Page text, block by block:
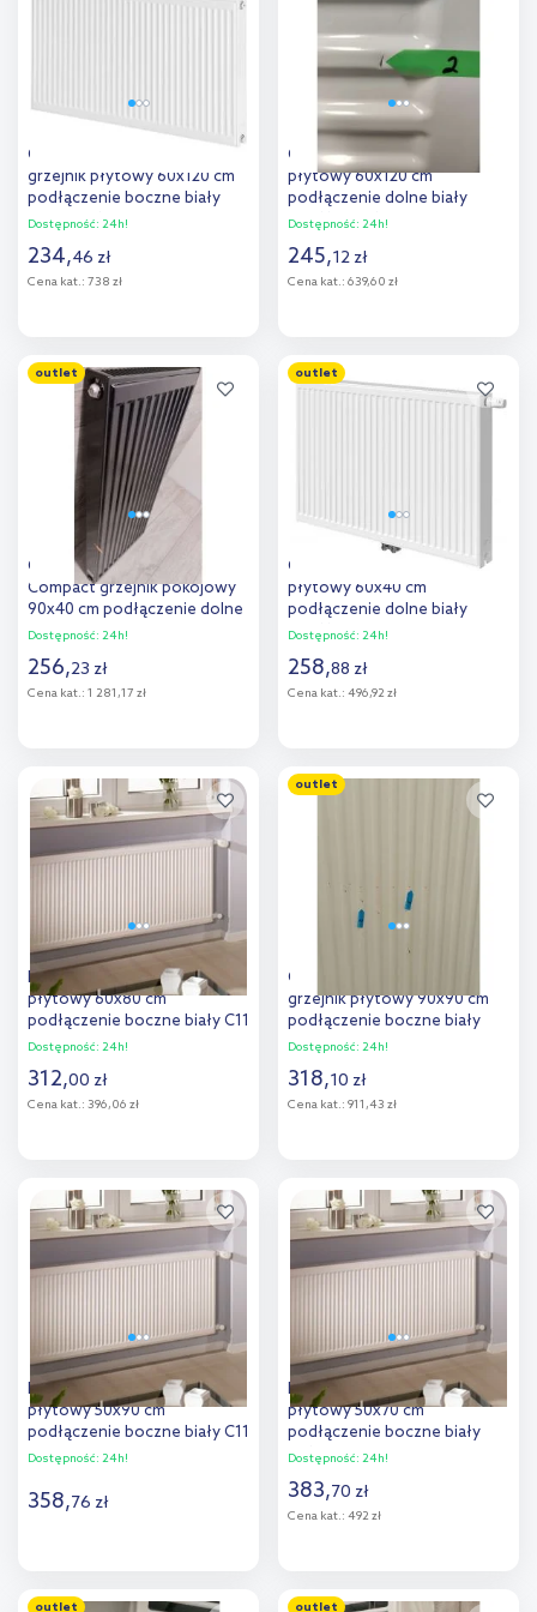
Outlet - Purmo Compact
grzejnik płytowy 60x120 cm
podłączenie boczne biały
C22 600x1200
Dostępność: 24h!
234,46 zł
Cena kat.: 738 zł
Dodaj do
porównania
Outlet - Purmo Flex grzejnik
płytowy 60x120 cm
podłączenie dolne biały
CVF11 600x1200
Dostępność: 24h!
245,12 zł
Cena kat.: 639,60 zł
Dodaj do
outlet
Outlet - Purmo Ventil
Compact grzejnik pokojowy
90x40 cm podłączenie dolne
czarny
Dostępność: 24h!
256,23 zł
Cena kat.: 1 281,17 zł
Dodaj do
porównania
outlet
Outlet - Purmo Flex grzejnik
płytowy 60x40 cm
podłączenie dolne biały
CVF11 600x400
Dostępność: 24h!
258,88 zł
Cena kat.: 496,92 zł
Dodaj do
Purmo Compact grzejnik
płytowy 60x80 cm
podłączenie boczne biały C11
600x800
Dostępność: 24h!
312,00 zł
Cena kat.: 396,06 zł
Dodaj do
porównania
outlet
Outlet - Purmo Compact
grzejnik płytowy 90x90 cm
podłączenie boczne biały
C22 900x900
Dostępność: 24h!
318,10 zł
Cena kat.: 911,43 zł
Dodaj do
porównania
Purmo Compact grzejnik
płytowy 50x90 cm
podłączenie boczne biały C11
500x900
Dostępność: 24h!
358,76 zł
Purmo Compact grzejnik
płytowy 50x70 cm
podłączenie boczne biały
C21 500x700
Dostępność: 24h!
383,70 zł
Cena kat.: 492 zł
outlet outlet